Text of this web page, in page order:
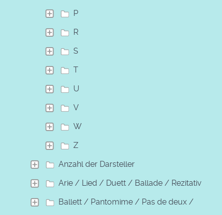
P
R
S
T
U
V
W
Z
Anzahl der Darsteller
Arie / Lied / Duett / Ballade / Rezitativ
Ballett / Pantomime / Pas de deux /